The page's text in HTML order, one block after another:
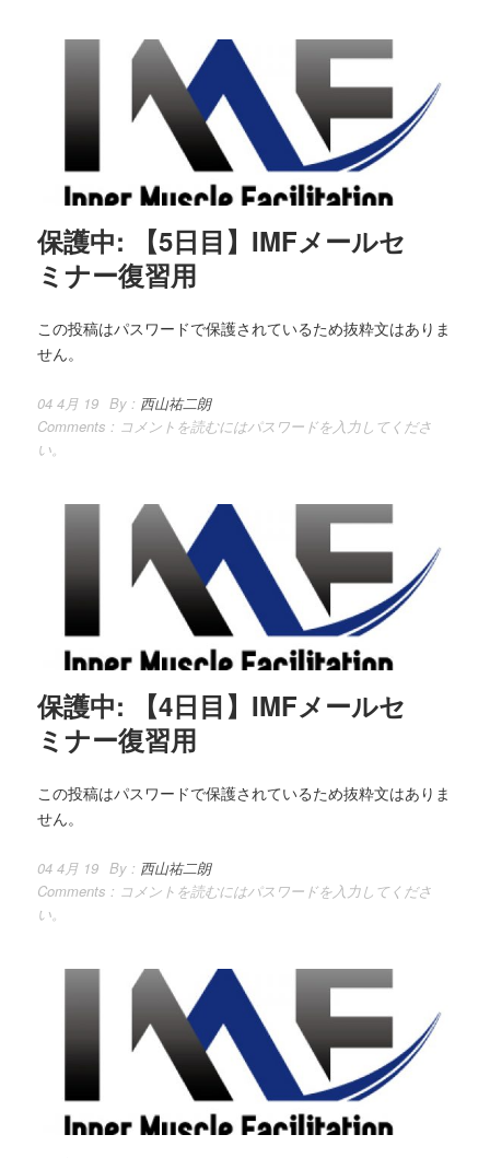
保護中: 【5日目】IMFメールセ
ミナー復習用
この投稿はパスワードで保護されているため抜粋文はありま
せん。
04 4月 19 By : 西山祐二朗
Comments : コメントを読むにはパスワードを入力してくださ
い。
保護中: 【4日目】IMFメールセ
ミナー復習用
この投稿はパスワードで保護されているため抜粋文はありま
せん。
04 4月 19 By : 西山祐二朗
Comments : コメントを読むにはパスワードを入力してくださ
い。